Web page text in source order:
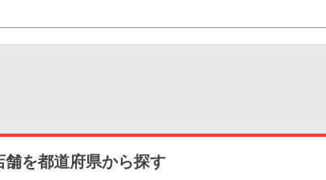
を都道府県から探す